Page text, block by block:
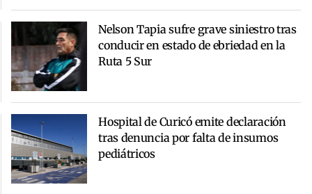
Nelson Tapia sufre grave siniestro tras
conducir en estado de ebriedad en la
Ruta 5 Sur
Hospital de Curicó emite declaración
tras denuncia por falta de insumos
pediátricos